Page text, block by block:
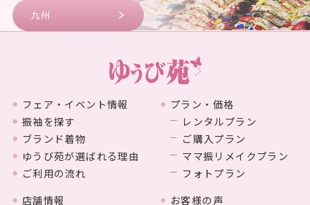
九州
フェア・イベント情報
振袖を探す
ブランド着物
ゆうび苑が選ばれる理由
ご利用の流れ
プラン・価格
レンタルプラン
ご購入プラン
ママ振リメイクプラン
フォトプラン
店舗情報
お客様の声